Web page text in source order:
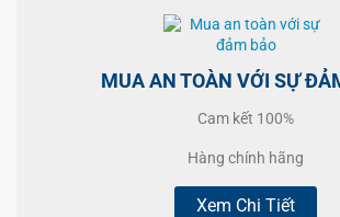
MUA AN TOÀN VỚI SỰ
Cam kết 100%
Hàng chính hãng
Xem Chi Tiết